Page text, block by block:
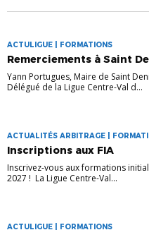
ACTULIGUE | FORMATIONS
Remerciements à Saint
Yann Portugues, Maire de Saint
Délégué de la Ligue Centre-Val d...
ACTUALITÉS ARBITRAGE |
Inscriptions aux FIA
Inscrivez-vous aux formations
2027 ! La Ligue Centre-Val...
ACTULIGUE | FORMATIONS